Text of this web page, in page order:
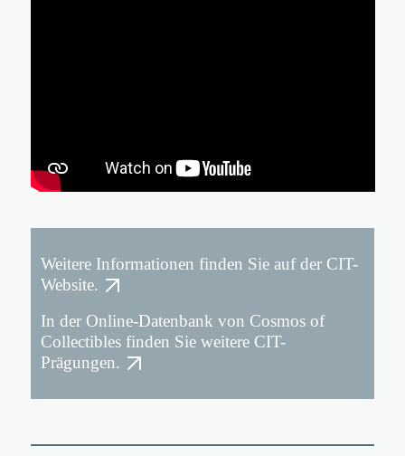
Weitere Informationen finden Sie auf der CIT-
Website.
In der Online-Datenbank von Cosmos of
Collectibles finden Sie weitere CIT-
Prägungen.